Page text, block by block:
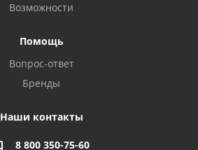
Возможности
Помощь
Вопрос-ответ
Бренды
Наши контакты
8 800 350-75-60